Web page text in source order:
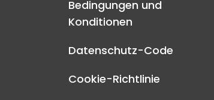
Bedingungen und
Konditionen
Datenschutz-Code
Cookie-Richtlinie